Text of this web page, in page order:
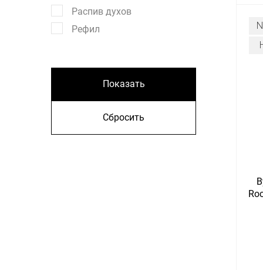
Распив духов
Рефил
Показать
Сбросить